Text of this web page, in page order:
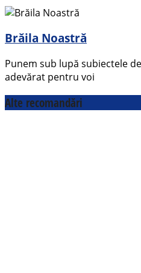
Brăila Noastră
Punem sub lupă subiectele
adevărat pentru voi
Alte recomandări